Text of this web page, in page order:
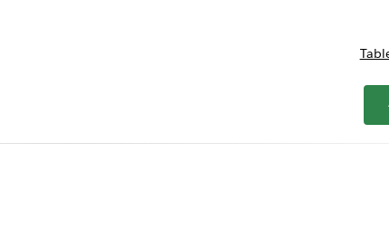
for 계획 및 가격